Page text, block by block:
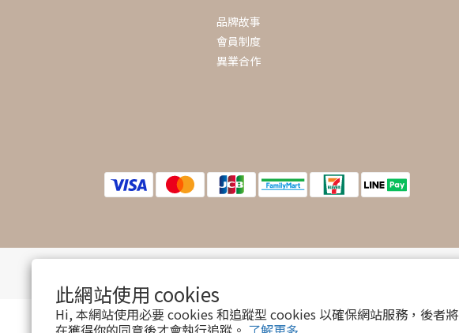
此網站使用 cookies
Hi, 本網站使用必要 cookies 和追蹤型 cookies 以確保網站服務，後者將
品牌故事
會員制度
異業合作